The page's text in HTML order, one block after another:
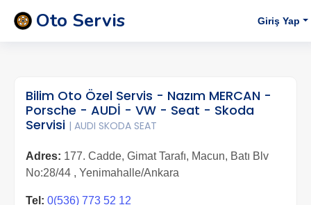
Oto Servis Giriş Yap
Bilim Oto Özel Servis - Nazım MERCAN -
Porsche - AUDİ - VW - Seat - Skoda
Servisi | AUDI SKODA SEAT
Adres: 177. Cadde, Gimat Tarafı, Macun, Batı Blv
No:28/44 , Yenimahalle/Ankara
Tel: 0(536) 773 52 12